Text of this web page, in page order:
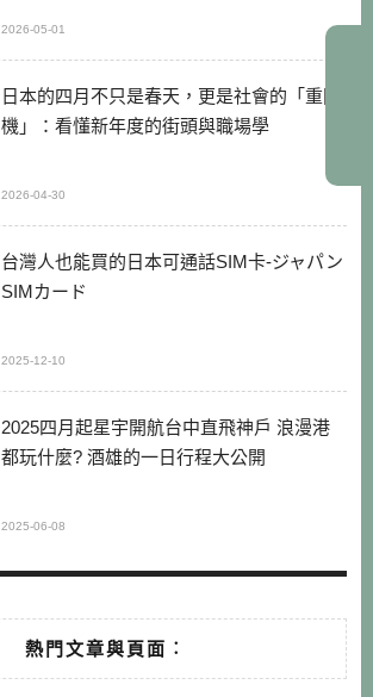
2026-05-01
日本的四月不只是春天，更是社會的「重開
機」：看懂新年度的街頭與職場學
2026-04-30
台灣人也能買的日本可通話SIM卡-ジャパン
SIMカード
2025-12-10
2025四月起星宇開航台中直飛神戶 浪漫港
都玩什麼? 酒雄的一日行程大公開
2025-06-08
熱門文章與頁面︰